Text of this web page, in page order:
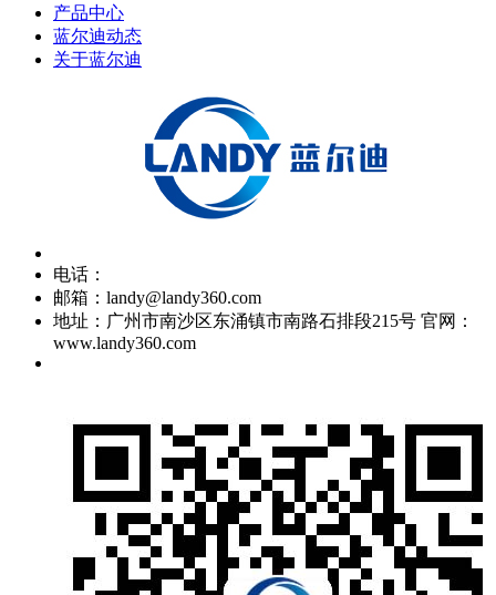
产品中心
蓝尔迪动态
关于蓝尔迪
电话：
邮箱：landy@landy360.com
地址：广州市南沙区东涌镇市南路石排段215号 官网：
www.landy360.com